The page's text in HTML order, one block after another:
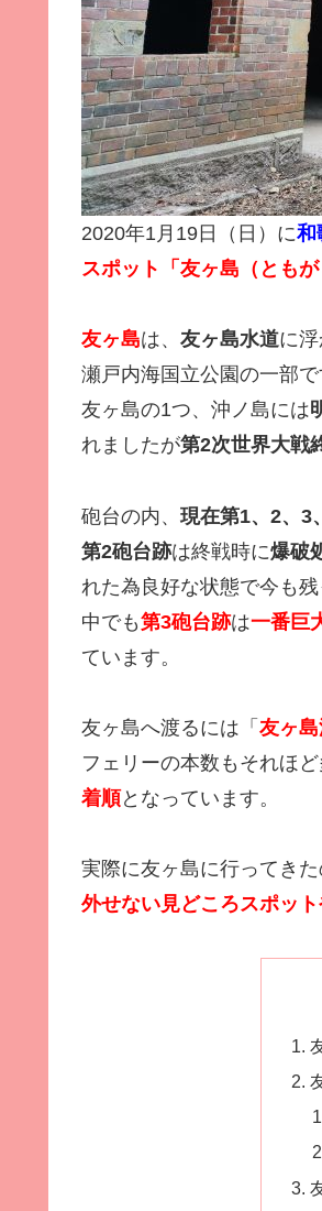
2020年1月19日（日）に和
スポット「友ヶ島（ともが
友ヶ島は、 友ヶ島水道に
瀬戸内海国立公園の一部で
友ヶ島の1つ、沖ノ島には
れましたが第2次世界大戦
砲台の内、 現在第1、2、3
第2砲台跡は終戦時に爆破
れた為良好な状態で今も残
中でも第3砲台跡は一番巨
ています。
友ヶ島へ渡るには「 友ヶ
フェリーの本数もそれほど
着順となっています。
実際に友ヶ島に行ってきた
外せない見どころスポッ